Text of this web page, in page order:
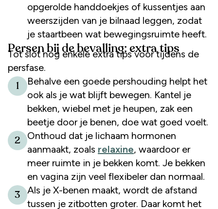
opgerolde handdoekjes of kussentjes aan
weerszijden van je bilnaad leggen, zodat
je staartbeen wat bewegingsruimte heeft.
Persen bij de bevalling: extra tips
Tot slot nog enkele extra tips voor tijdens de
persfase.
1
Behalve een goede pershouding helpt het
ook als je wat blijft bewegen. Kantel je
bekken, wiebel met je heupen, zak een
beetje door je benen, doe wat goed voelt.
2
Onthoud dat je lichaam hormonen
aanmaakt, zoals relaxine, waardoor er
meer ruimte in je bekken komt. Je bekken
en vagina zijn veel flexibeler dan normaal.
3
Als je X-benen maakt, wordt de afstand
tussen je zitbotten groter. Daar komt het